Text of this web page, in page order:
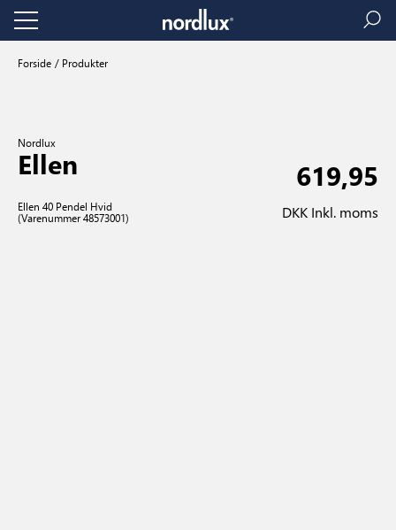
Forside Produkter
Nordlux
Ellen
Ellen 40 Pendel Hvid
(Varenummer 48573001)
619,95
DKK Inkl. moms